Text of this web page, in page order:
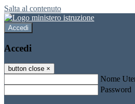
Salta al contenuto
Accedi
Accedi
button close ×
Nome
Password